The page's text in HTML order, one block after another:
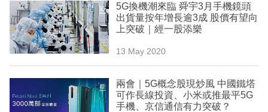
5G換機潮來臨 舜宇3月手機鏡頭
出貨量按年增長逾3成 股價有望向
上突破｜經一股添樂
13 May 2020
兩會｜5G概念股現炒風 中國鐵塔
可作長線投資、小米或推最平5G
手機、京信通信有力突破？